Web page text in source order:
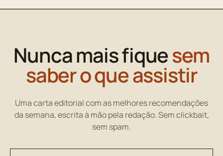
Nunca mais fiquesem
saber o que assistir
Uma carta editorial com as melhores recomendações
da semana, escrita à mão pela redação. Sem clickbait,
sem spam.